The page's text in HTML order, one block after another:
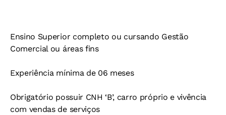
Ensino Superior completo ou cursando Gestão
Comercial ou áreas fins
Experiência mínima de 06 meses
Obrigatório possuir CNH ‘B’, carro próprio e vivência
com vendas de serviços